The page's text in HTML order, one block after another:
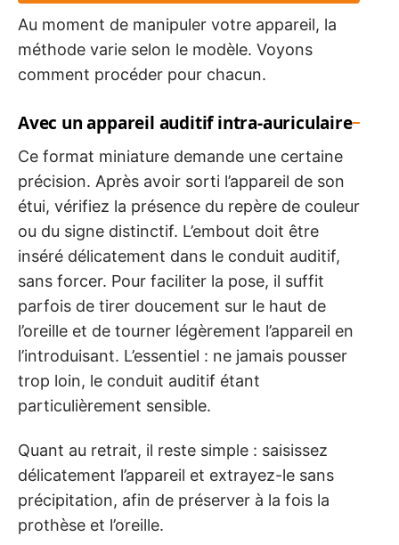
Au moment de manipuler votre appareil, la
méthode varie selon le modèle. Voyons
comment procéder pour chacun.
Avec un appareil auditif intra-auriculaire
Ce format miniature demande une certaine
précision. Après avoir sorti l’appareil de son
étui, vérifiez la présence du repère de couleur
ou du signe distinctif. L’embout doit être
inséré délicatement dans le conduit auditif,
sans forcer. Pour faciliter la pose, il suffit
parfois de tirer doucement sur le haut de
l’oreille et de tourner légèrement l’appareil en
l’introduisant. L’essentiel : ne jamais pousser
trop loin, le conduit auditif étant
particulièrement sensible.
Quant au retrait, il reste simple : saisissez
délicatement l’appareil et extrayez-le sans
précipitation, afin de préserver à la fois la
prothèse et l’oreille.